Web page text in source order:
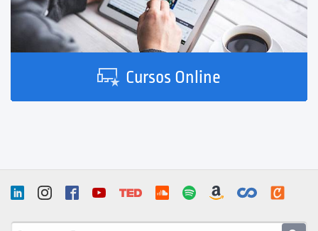
Cursos Online